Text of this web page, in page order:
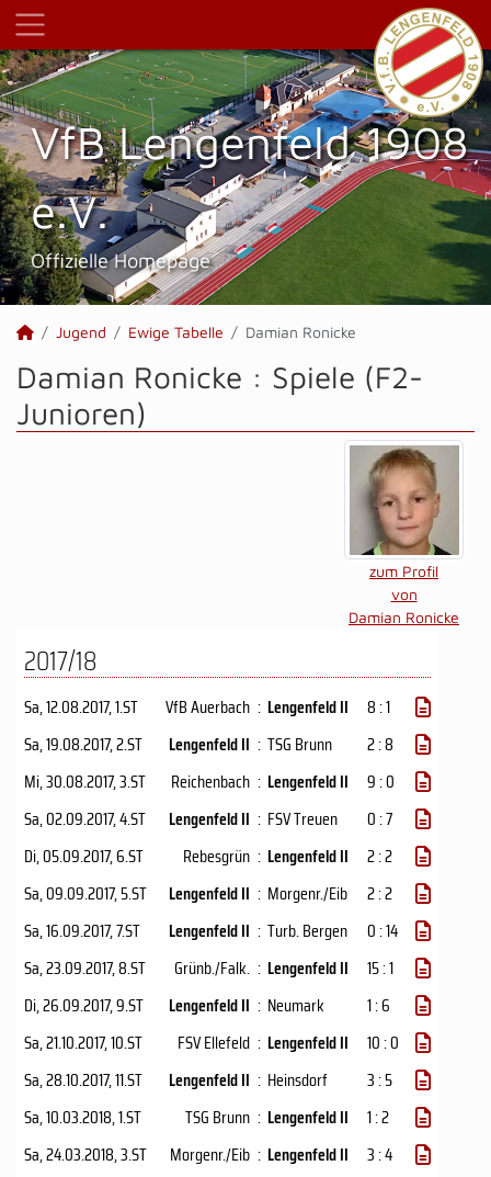
VfB Lengenfeld 1908
e.V.
Offizielle Homepage
Jugend Ewige Tabelle Damian Ronicke
Damian Ronicke : Spiele (F2-
Junioren)
zum Profil
von
Damian Ronicke
2017/18
Sa, 12.08.2017, 1.ST VfB Auerbach : Lengenfeld II
8 : 1
Sa, 19.08.2017, 2.ST Lengenfeld II : TSG Brunn
2 : 8
Mi, 30.08.2017, 3.ST Reichenbach : Lengenfeld II
9 : 0
Sa, 02.09.2017, 4.ST Lengenfeld II : FSV Treuen
0 : 7
Di, 05.09.2017, 6.ST Rebesgrün : Lengenfeld II
2 : 2
Sa, 09.09.2017, 5.ST Lengenfeld II : Morgenr./Eib
2 : 2
Sa, 16.09.2017, 7.ST Lengenfeld II : Turb. Bergen
0 : 14
Sa, 23.09.2017, 8.ST Grünb./Falk. : Lengenfeld II
15 : 1
Di, 26.09.2017, 9.ST Lengenfeld II : Neumark
1 : 6
Sa, 21.10.2017, 10.ST FSV Ellefeld : Lengenfeld II
10 : 0
Sa, 28.10.2017, 11.ST Lengenfeld II : Heinsdorf
3 : 5
Sa, 10.03.2018, 1.ST TSG Brunn : Lengenfeld II
1 : 2
Sa, 24.03.2018, 3.ST Morgenr./Eib : Lengenfeld II
3 : 4